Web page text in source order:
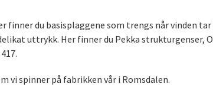
du basisplaggene som trengs når vinden tar
uttrykk. Her finner du Pekka strukturgenser,
vi spinner på fabrikken vår i Romsdalen.